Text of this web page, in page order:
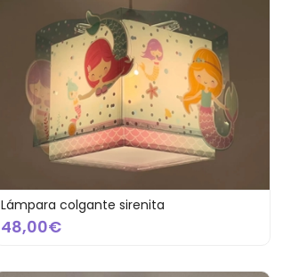
Lámpara colgante sirenita
48,00€